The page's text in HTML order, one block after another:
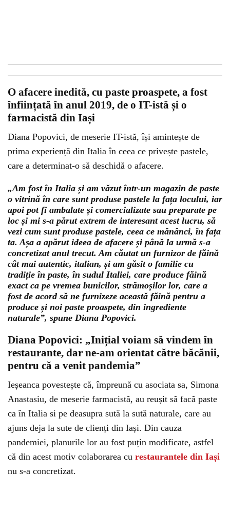
O afacere inedită, cu paste proaspete, a fost
înființată în anul 2019, de o IT-istă și o
farmacistă din Iași
Diana Popovici, de meserie IT-istă, își amintește de
prima experiență din Italia în ceea ce privește pastele,
care a determinat-o să deschidă o afacere.
„Am fost în Italia și am văzut într-un magazin de paste
o vitrină în care sunt produse pastele la fața locului, iar
apoi pot fi ambalate și comercializate sau preparate pe
loc și mi s-a părut extrem de interesant acest lucru, să
vezi cum sunt produse pastele, ceea ce mănânci, în fața
ta. Așa a apărut ideea de afacere și până la urmă s-a
concretizat anul trecut. Am căutat un furnizor de făină
cât mai autentic, italian, și am găsit o familie cu
tradiție în paste, în sudul Italiei, care produce făină
exact ca pe vremea bunicilor, strămoșilor lor, care a
fost de acord să ne furnizeze această făină pentru a
produce și noi paste proaspete, din ingrediente
naturale”, spune Diana Popovici.
Diana Popovici: „Inițial voiam să vindem în
restaurante, dar ne-am orientat către băcănii,
pentru că a venit pandemia”
Ieșeanca povestește că, împreună cu asociata sa, Simona
Anastasiu, de meserie farmacistă, au reușit să facă paste
ca în Italia si pe deasupra sută la sută naturale, care au
ajuns deja la sute de clienți din Iași. Din cauza
pandemiei, planurile lor au fost puțin modificate, astfel
că din acest motiv colaborarea cu restaurantele din Iași
nu s-a concretizat.